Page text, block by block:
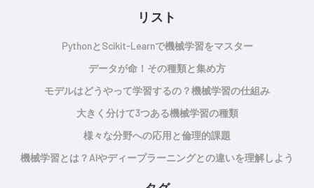
リスト
Pythonとscikit-Learnで機械学習をマスター
データが命！その種類と集め方
モデルはどうやって学習するの？機械学習の仕組み
大きく分けて3つある機械学習の種類
様々な分野への応用と倫理的課題
機械学習とは？AIやディープラーニングとの違いを理解しよう